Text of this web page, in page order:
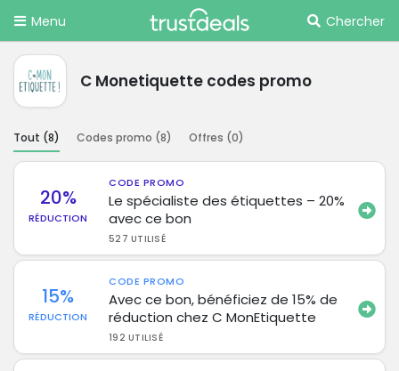
Menu Chercher
C Monetiquette codes promo
Tout (8) Codes promo (8) Offres (0)
20%
RÉDUCTION
CODE PROMO
Le spécialiste des étiquettes – 20%
avec ce bon
527 UTILISÉ
15%
RÉDUCTION
CODE PROMO
Avec ce bon, bénéficiez de 15% de
réduction chez C MonEtiquette
192 UTILISÉ